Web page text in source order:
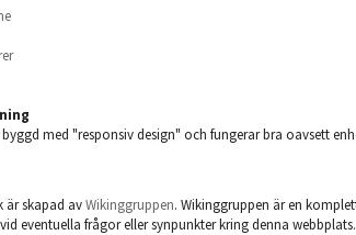
med "responsiv design" och fungerar bra oavsett
är skapad avWikinggruppen. Wikinggruppen är en
vid eventuella frågor eller synpunkter kring denna webbplats.